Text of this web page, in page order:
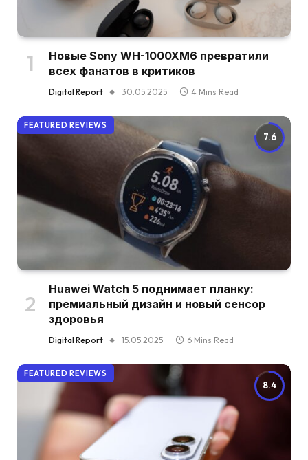
Новые Sony WH-1000XM6 превратили
всех фанатов в критиков
Digital Report 30.05.2025 4 Mins Read
7.6
FEATURED REVIEWS
Huawei Watch 5 поднимает планку:
премиальный дизайн и новый сенсор
здоровья
Digital Report 15.05.2025 6 Mins Read
8.4
FEATURED REVIEWS